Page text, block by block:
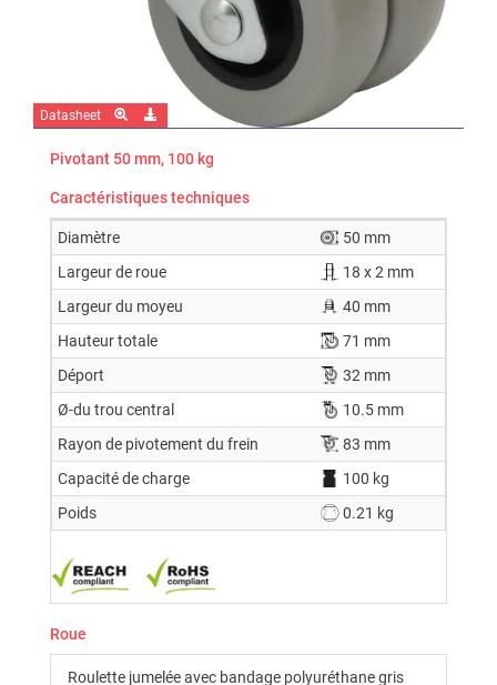
Datasheet
Pivotant 50 mm, 100 kg
Caractéristiques techniques
Diamètre
50 mm
Largeur de roue
18 x 2 mm
Largeur du moyeu
40 mm
Hauteur totale
71 mm
Déport
32 mm
Ø-du trou central
10.5 mm
Rayon de pivotement du frein
83 mm
Capacité de charge
100 kg
Poids
0.21 kg
Roue
Roulette jumelée avec bandage polyuréthane gris